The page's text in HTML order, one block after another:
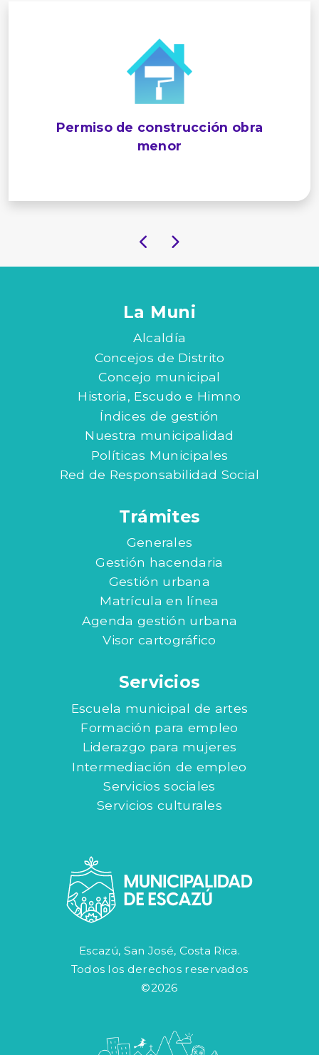
Permiso de construcción obra
menor
La Muni
Alcaldía
Concejos de Distrito
Concejo municipal
Historia, Escudo e Himno
Índices de gestión
Nuestra municipalidad
Políticas Municipales
Red de Responsabilidad Social
Trámites
Generales
Gestión hacendaria
Gestión urbana
Matrícula en línea
Agenda gestión urbana
Visor cartográfico
Servicios
Escuela municipal de artes
Formación para empleo
Liderazgo para mujeres
Intermediación de empleo
Servicios sociales
Servicios culturales
Escazú, San José, Costa Rica.
Todos los derechos reservados
©2026